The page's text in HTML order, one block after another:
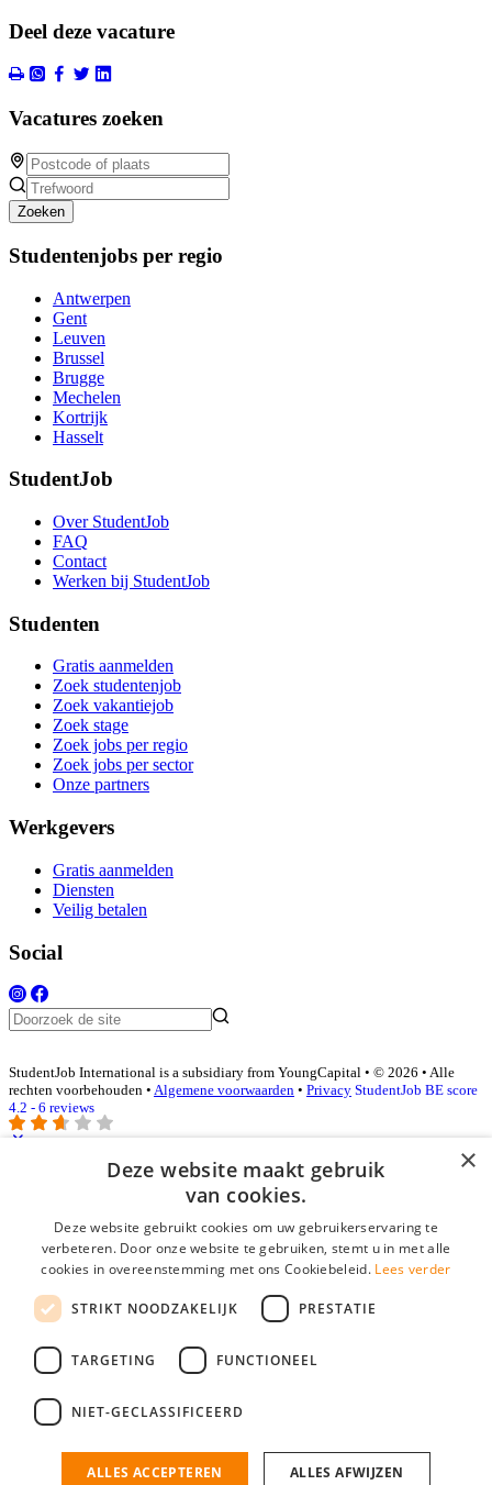
Deel deze vacature
Vacatures zoeken
Zoeken
Studentenjobs per regio
Antwerpen
Gent
Leuven
Brussel
Brugge
Mechelen
Kortrijk
Hasselt
StudentJob
Over StudentJob
FAQ
Contact
Werken bij StudentJob
Studenten
Gratis aanmelden
Zoek studentenjob
Zoek vakantiejob
Zoek stage
Zoek jobs per regio
Zoek jobs per sector
Onze partners
Werkgevers
Gratis aanmelden
Diensten
Veilig betalen
Social
StudentJob International is a subsidiary from YoungCapital • © 2026 • Alle
rechten voorbehouden • Algemene voorwaarden • Privacy StudentJob BE score
4.2 - 6 reviews
Inloggen als bedrijf
E-mail*
Wachtwoord
login gegevens onthouden
login
Bedrijf aanmelden
nieuwe collega/werknemer zo gevonden!
×
Deze website maakt gebruik
van cookies.
Deze website gebruikt cookies om uw gebruikerservaring te
verbeteren. Door onze website te gebruiken, stemt u in met alle
cookies in overeenstemming met ons Cookiebeleid. Lees verder
STRIKT NOODZAKELIJK PRESTATIE
TARGETING FUNCTIONEEL
NIET-GECLASSIFICEERD
ALLES ACCEPTEREN ALLES AFWIJZEN